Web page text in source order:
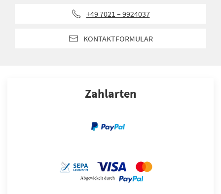
+49 7021 – 9924037
KONTAKTFORMULAR
Zahlarten